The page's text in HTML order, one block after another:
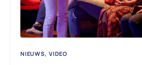
NIEUWS VIDEO